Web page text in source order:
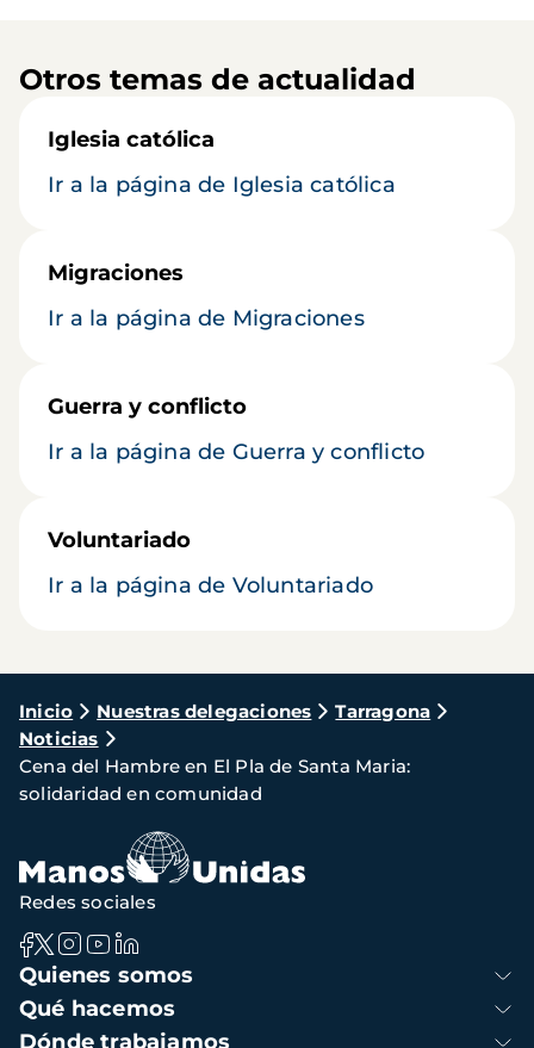
Otros temas de actualidad
Iglesia católica
Ir a la página de Iglesia católica
Migraciones
Ir a la página de Migraciones
Guerra y conflicto
Ir a la página de Guerra y conflicto
Voluntariado
Ir a la página de Voluntariado
Ruta
de
navegación
Inicio Nuestras delegaciones
Tarragona
Noticias
Cena del Hambre en El Pla de Santa Maria:
solidaridad en comunidad
Navegación
principal
Quienes somos
Qué hacemos
Dónde trabajamos
Redes sociales